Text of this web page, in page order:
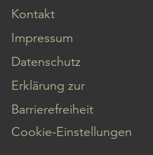
Kontakt
Impressum
Datenschutz
Erklärung zur
Barrierefreiheit
Cookie-Einstellungen